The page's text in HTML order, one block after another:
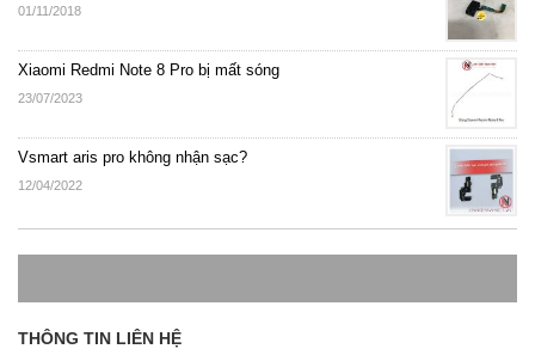
01/11/2018
Xiaomi Redmi Note 8 Pro bị mất sóng
23/07/2023
Vsmart aris pro không nhận sạc?
12/04/2022
THÔNG TIN LIÊN HỆ